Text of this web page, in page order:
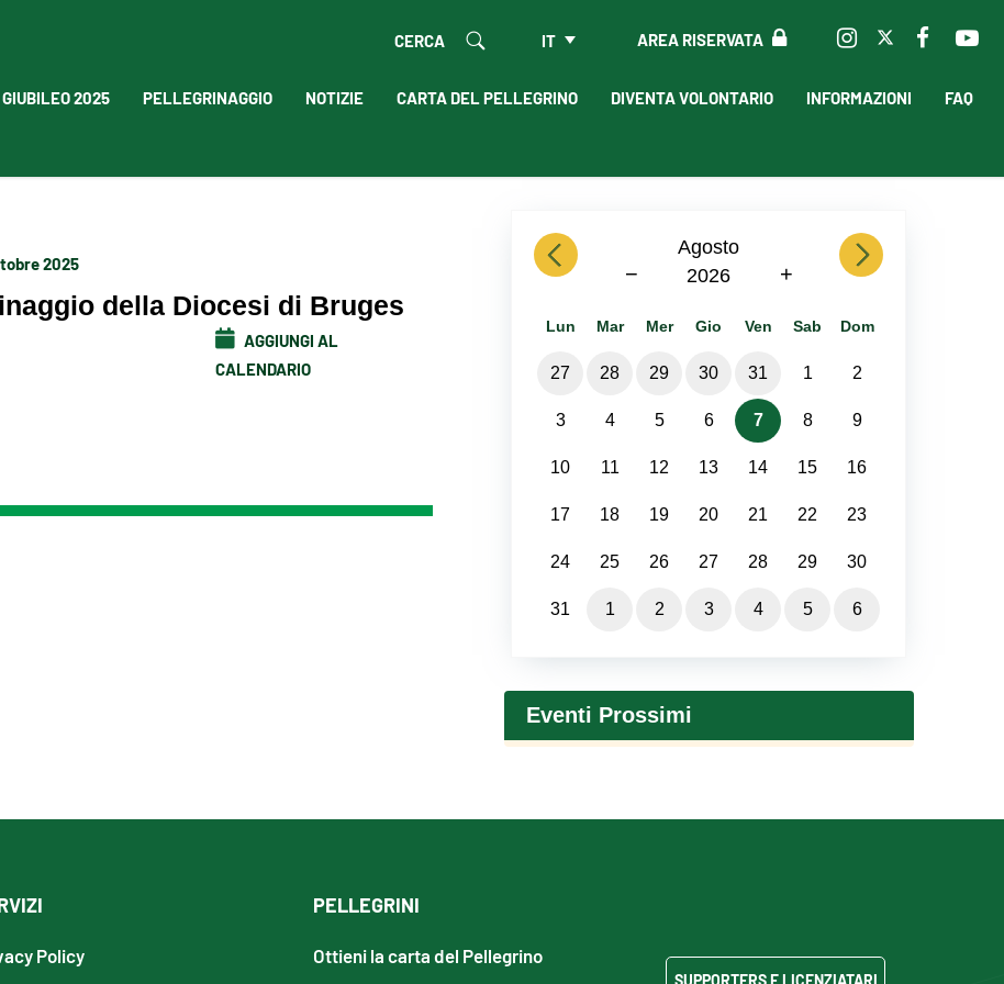
AREA RISERVATA
IT
CERCA
GIUBILEO 2025 PELLEGRINAGGIO NOTIZIE CARTA DEL PELLEGRINO DIVENTA VOLONTARIO INFORMAZIONI FAQ
2025
della Diocesi di Bruges
AGGIUNGI AL
CALENDARIO
previous
Agosto
2026
− +
next
Lun Mar Mer Gio Ven Sab Dom
27 28 29 30 31 1 2
3 4 5 6 7 8 9
10 11 12 13 14 15 16
17 18 19 20 21 22 23
24 25 26 27 28 29 30
31 1 2 3 4 5 6
Eventi Prossimi
Policy
PELLEGRINI
Ottieni la carta del Pellegrino
SUPPORTERS E LICENZIATARI